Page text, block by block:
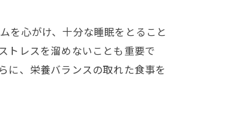
を心がけ、十分な睡眠をとること
トレスを溜めないことも重要で
に、栄養バランスの取れた食事を